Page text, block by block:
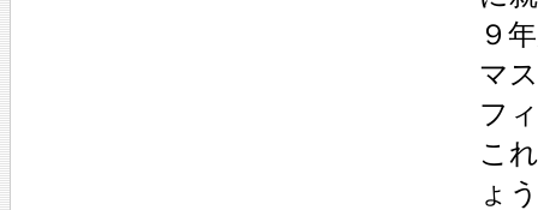
９
マ
フ
こ
ょ